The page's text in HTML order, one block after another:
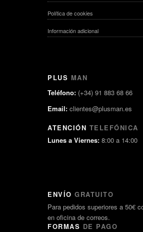
Política de cookies
Información adicional
PLUS MAN
Teléfono: (+34) 91 883 68 66
Email: clientes@plusman.es
ATENCIÓN TELEFÓNICA
Lunes a Viernes: 8:00 a 14:00
ENVÍO GRATUITO
Para pedidos superiores a 50€
en oficina de correos.
FORMAS DE PAGO